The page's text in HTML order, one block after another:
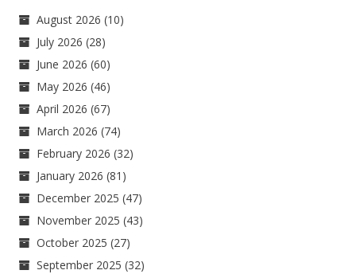
August 2026 (10)
July 2026 (28)
June 2026 (60)
May 2026 (46)
April 2026 (67)
March 2026 (74)
February 2026 (32)
January 2026 (81)
December 2025 (47)
November 2025 (43)
October 2025 (27)
September 2025 (32)